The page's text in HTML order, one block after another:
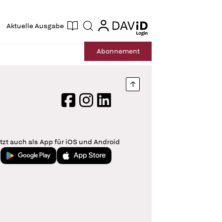
Aktuelle Ausgabe Suche login
login
Abonnement
Nach oben springen
FacebookInstagram
LinkedIn
auch als App für iOS und Android
Jetzt bei Google PlayLaden im App Store